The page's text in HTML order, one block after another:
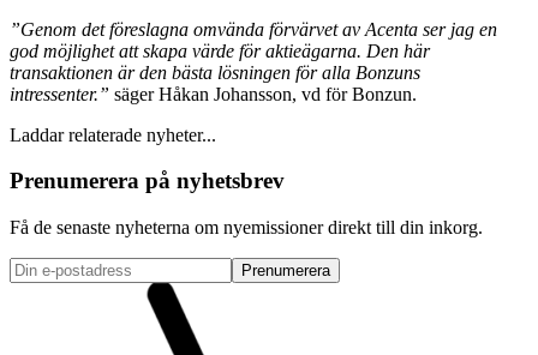
”Genom det föreslagna omvända förvärvet av Acenta ser jag en
god möjlighet att skapa värde för aktieägarna. Den här
transaktionen är den bästa lösningen för alla Bonzuns
intressenter.” säger Håkan Johansson, vd för Bonzun.
Laddar relaterade nyheter...
Prenumerera på nyhetsbrev
Få de senaste nyheterna om nyemissioner direkt till din inkorg.
Prenumerera